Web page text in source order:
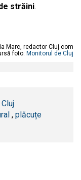
străini.
Marc, redactor Cluj.com
foto: Monitorul de Cluj
, plăcuțe